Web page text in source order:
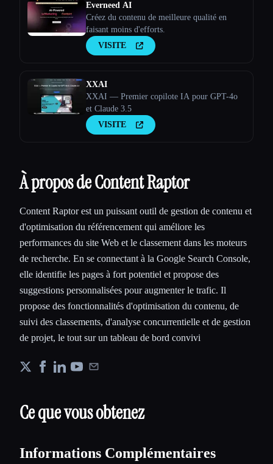
Everneed AI
Créez du contenu de meilleure qualité en
faisant moins d'efforts.
VISITE
XXAI
XXAI — Premier copilote IA pour GPT-4o
et Claude 3.5
VISITE
À propos de Content Raptor
Content Raptor est un puissant outil de gestion de contenu et
d'optimisation du référencement qui améliore les
performances du site Web et le classement dans les moteurs
de recherche. En se connectant à la Google Search Console,
elle identifie les pages à fort potentiel et propose des
suggestions personnalisées pour augmenter le trafic. Il
propose des fonctionnalités d'optimisation du contenu, de
suivi des classements, d'analyse concurrentielle et de gestion
de projet, le tout sur un tableau de bord convivi
Ce que vous obtenez
Informations Complémentaires